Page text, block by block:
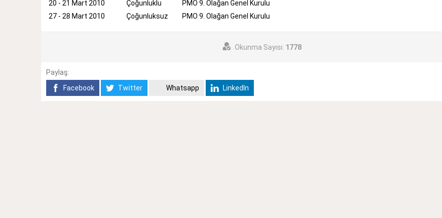
20 - 21 Mart 2010 Çoğunluklu
PMO 9. Olağan Genel Kurulu
27 - 28 Mart 2010
Çoğunluksuz PMO 9. Olağan Genel Kurulu
Okunma Sayısı: 1778
Paylaş:
Facebook
Twitter Whatsapp LinkedIn